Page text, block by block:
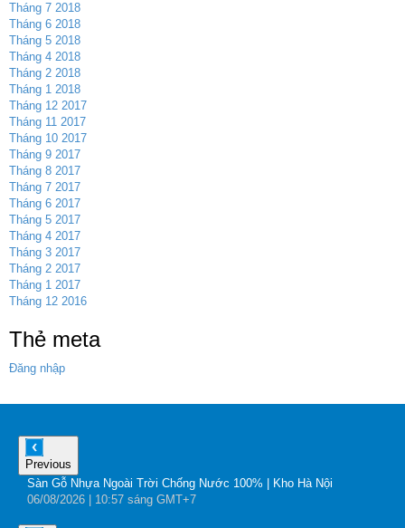
Tháng 7 2018
Tháng 6 2018
Tháng 5 2018
Tháng 4 2018
Tháng 2 2018
Tháng 1 2018
Tháng 12 2017
Tháng 11 2017
Tháng 10 2017
Tháng 9 2017
Tháng 8 2017
Tháng 7 2017
Tháng 6 2017
Tháng 5 2017
Tháng 4 2017
Tháng 3 2017
Tháng 2 2017
Tháng 1 2017
Tháng 12 2016
Thẻ meta
Đăng nhập
Previous
Sàn Gỗ Nhựa Ngoài Trời Chống Nước 100% | Kho Hà Nội
06/08/2026 | 10:57 sáng GMT+7